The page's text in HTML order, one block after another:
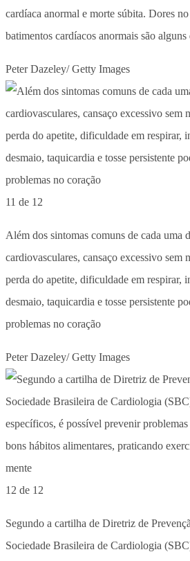
cardíaca anormal e morte súbita. Dores
batimentos cardíacos anormais são
Peter Dazeley/ Getty Images
11 de 12
Além dos sintomas comuns de cada uma
cardiovasculares, cansaço excessivo sem
perda do apetite, dificuldade em respirar,
desmaio, taquicardia e tosse persistente
problemas no coração
Peter Dazeley/ Getty Images
12 de 12
Segundo a cartilha de Diretriz de
Sociedade Brasileira de Cardiologia